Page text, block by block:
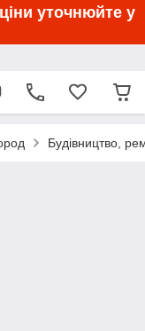
уточнюйте у
Будівництво,